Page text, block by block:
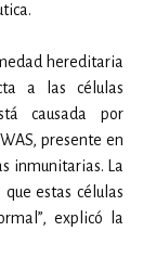
hereditaria
a las células
causada por
presente en
inmunitarias. La
estas células
explicó la